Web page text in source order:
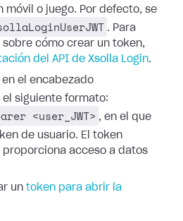
móvil o juego. Por defecto, se
. Para
cómo crear un token,
del API de Xsolla Login.
el encabezado
el siguiente formato:
<user_JWT> , en el que
de usuario. El token
proporciona acceso a datos
un token para abrir la